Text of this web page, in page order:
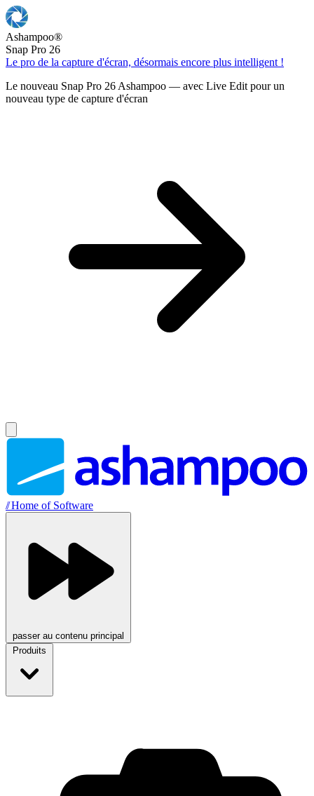
Ashampoo®
Snap Pro 26
Le pro de la capture d'écran, désormais encore plus intelligent !
Le nouveau Snap Pro 26 Ashampoo — avec Live Edit pour un
nouveau type de capture d'écran
//Home of Software
passer au contenu principal
Produits